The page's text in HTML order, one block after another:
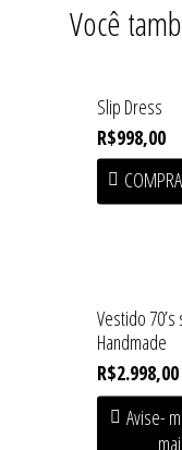
Você
Slip Dress
R$998,00
Vestido 70’s
Handmade
R$2.998,00
Avise-
mail